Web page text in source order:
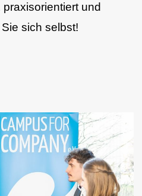
und
sich selbst!